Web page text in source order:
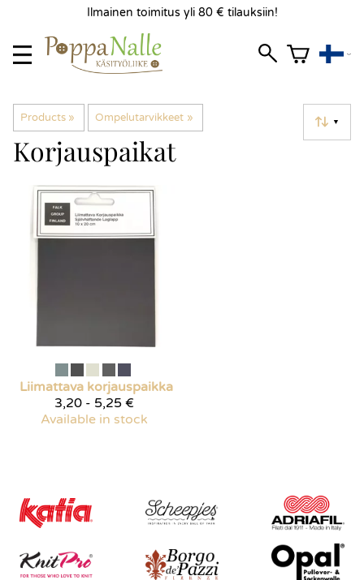
Ilmainen toimitus yli 80 € tilauksiin!
Products ‪» Ompelutarvikkeet ‪» ▼
Korjauspaikat
Liimattava korjauspaikka
3,20 - 5,25 €
Available in stock